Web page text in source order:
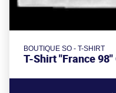
BOUTIQUE SO - T-SHIRT
T-Shirt "France 98"